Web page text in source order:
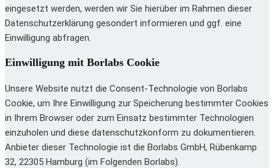
eingesetzt werden, werden wir Sie hierüber im Rahmen dieser
Datenschutzerklärung gesondert informieren und ggf. eine
Einwilligung abfragen.
Einwilligung mit Borlabs Cookie
Unsere Website nutzt die Consent-Technologie von Borlabs
Cookie, um Ihre Einwilligung zur Speicherung bestimmter Cookies
in Ihrem Browser oder zum Einsatz bestimmter Technologien
einzuholen und diese datenschutzkonform zu dokumentieren.
Anbieter dieser Technologie ist die Borlabs GmbH, Rübenkamp
32, 22305 Hamburg (im Folgenden Borlabs).